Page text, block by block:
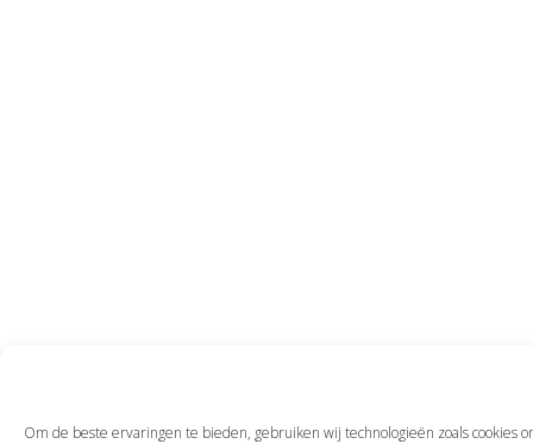
Om de beste ervaringen te bieden, gebruiken wij technologieën zoals cookies